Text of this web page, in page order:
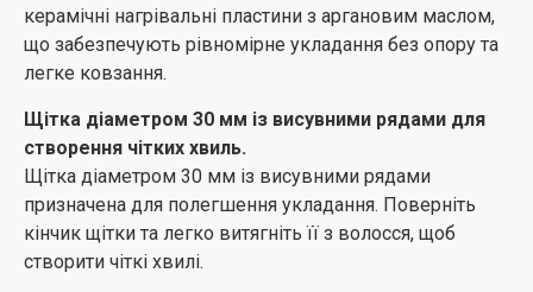
керамічні нагрівальні пластини з аргановим маслом,
що забезпечують рівномірне укладання без опору та
легке ковзання.
Щітка діаметром 30 мм із висувними рядами для
створення чітких хвиль.
Щітка діаметром 30 мм із висувними рядами
призначена для полегшення укладання. Поверніть
кінчик щітки та легко витягніть її з волосся, щоб
створити чіткі хвилі.